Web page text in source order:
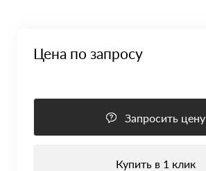
Цена по запросу
Запросить цену
Купить в 1 клик